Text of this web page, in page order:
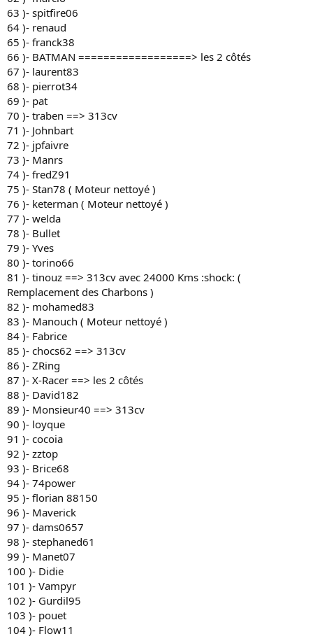
63 )- spitfire06
64 )- renaud
65 )- franck38
66 )- BATMAN ==================> les 2 côtés
67 )- laurent83
68 )- pierrot34
69 )- pat
70 )- traben ==> 313cv
71 )- Johnbart
72 )- jpfaivre
73 )- Manrs
74 )- fredZ91
75 )- Stan78 ( Moteur nettoyé )
76 )- keterman ( Moteur nettoyé )
77 )- welda
78 )- Bullet
79 )- Yves
80 )- torino66
81 )- tinouz ==> 313cv avec 24000 Kms :shock: (
Remplacement des Charbons )
82 )- mohamed83
83 )- Manouch ( Moteur nettoyé )
84 )- Fabrice
85 )- chocs62 ==> 313cv
86 )- ZRing
87 )- X-Racer ==> les 2 côtés
88 )- David182
89 )- Monsieur40 ==> 313cv
90 )- loyque
91 )- cocoia
92 )- zztop
93 )- Brice68
94 )- 74power
95 )- florian 88150
96 )- Maverick
97 )- dams0657
98 )- stephaned61
99 )- Manet07
100 )- Didie
101 )- Vampyr
102 )- Gurdil95
103 )- pouet
104 )- Flow11